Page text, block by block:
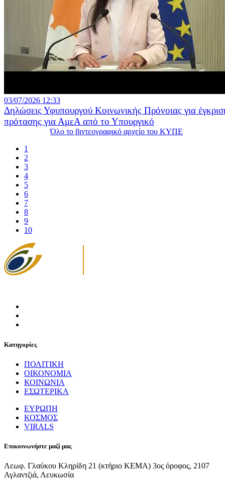
03/07/2026 12:33
Δηλώσεις Υφυπουργού Κοινωνικής Πρόνοιας για
πρότασης για ΑμεΑ από το Υπουργικό
Όλο το βιντεογραφικό αρχείο του ΚΥΠΕ
1
2
3
4
5
6
7
8
9
10
Κατηγορίες
ΠΟΛΙΤΙΚΗ
ΟΙΚΟΝΟΜΙΑ
ΚΟΙΝΩΝΙΑ
ΕΣΩΤΕΡΙΚΑ
ΕΥΡΩΠΗ
ΚΟΣΜΟΣ
VIRALS
Επικοινωνήστε μαζί μας
Λεωφ. Γλαύκου Κληρίδη 21 (κτήριο ΚΕΜΑ) 3ος όροφος, 2107
Αγλαντζιά, Λευκωσία